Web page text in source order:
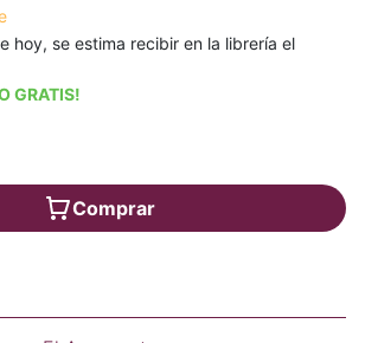
hoy, se estima recibir en la librería el
GRATIS!
Comprar